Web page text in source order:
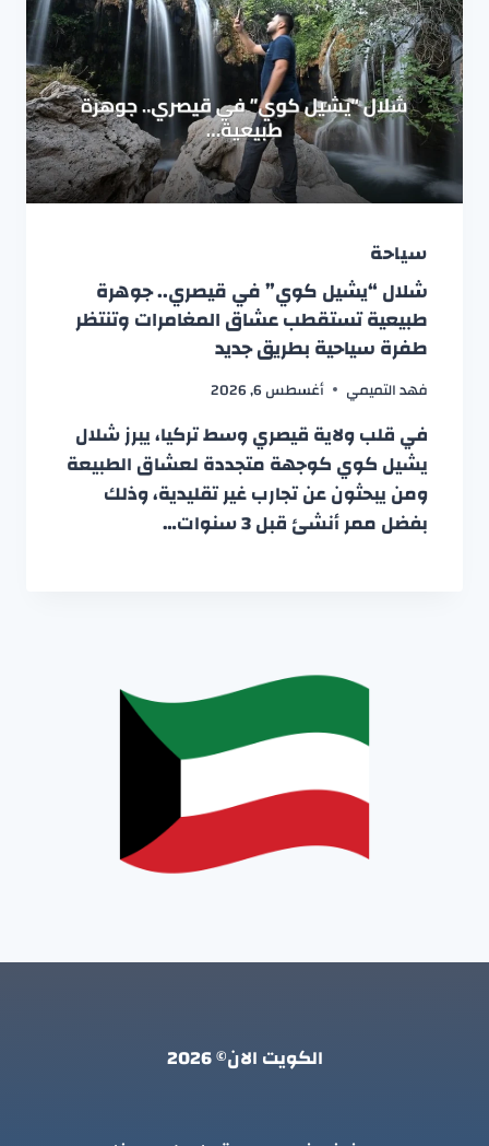
سياحة
شلال “يشيل كوي” في قيصري.. جوهرة
طبيعية تستقطب عشاق المغامرات وتنتظر
طفرة سياحية بطريق جديد
فهد التميمي أغسطس 6, 2026
في قلب ولاية قيصري وسط تركيا، يبرز شلال
يشيل كوي كوجهة متجددة لعشاق الطبيعة
ومن يبحثون عن تجارب غير تقليدية، وذلك
بفضل ممر أنشئ قبل 3 سنوات…
الكويت الان© 2026